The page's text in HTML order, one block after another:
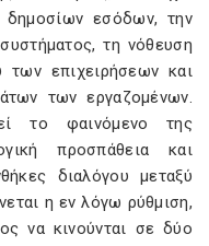
εσόδων, την
τη νόθευση
των επιχειρήσεων και
των εργαζομένων.
το φαινόμενο της
προσπάθεια και
διαλόγου μεταξύ
η εν λόγω ρύθμιση,
να κινούνται σε δύο